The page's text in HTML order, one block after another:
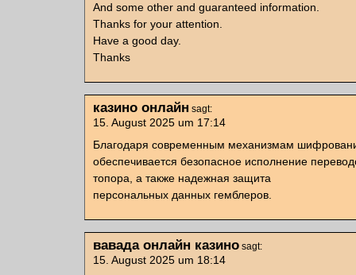
And some other and guaranteed information.
Thanks for your attention.
Have a good day.
Thanks
казино онлайн sagt:
15. August 2025 um 17:14
Благодаря современным механизмам
обеспечивается безопасное исполнение
топора, а также надежная защита
персональных данных гемблеров.
вавада онлайн казино sagt:
15. August 2025 um 18:14